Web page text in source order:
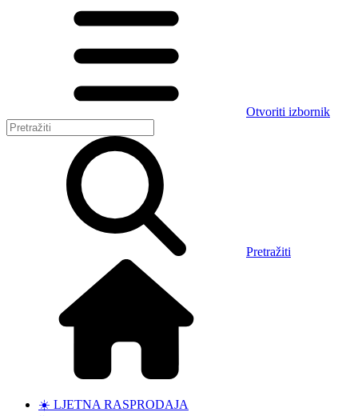
Otvoriti izbornik
Pretražiti
☀️ LJETNA RASPRODAJA